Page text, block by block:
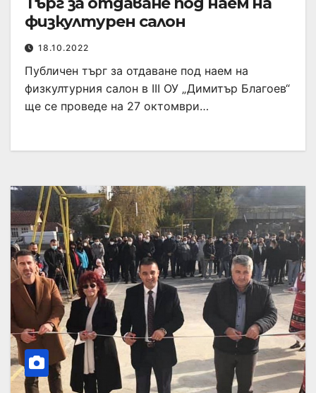
физкултурен салон
18.10.2022
Публичен търг за отдаване под наем на
физкултурния салон в III ОУ „Димитър Благоев“
ще се проведе на 27 октомври…